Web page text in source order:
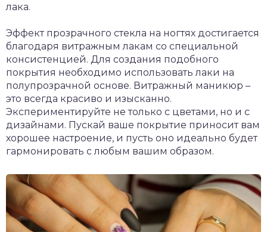
лака.
Эффект прозрачного стекла на ногтях достигается
благодаря витражным лакам со специальной
консистенцией. Для создания подобного
покрытия необходимо использовать лаки на
полупрозрачной основе. Витражный маникюр –
это всегда красиво и изысканно.
Экспериментируйте не только с цветами, но и с
дизайнами. Пускай ваше покрытие приносит вам
хорошее настроение, и пусть оно идеально будет
гармонировать с любым вашим образом.